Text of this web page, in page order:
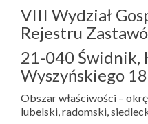
VIII Wydział
Rejestru
21-040 Świdnik,
Wyszyńskiego 18
Obszar właściwości –
lubelski, radomski,